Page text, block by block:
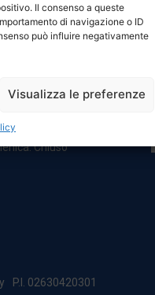
Il consenso a queste
di navigazione o ID
può influire negativamente
Visualizza le preferenze
A Venerdì
8:00 – 12:00
Chiuso
P.I. 02630420301